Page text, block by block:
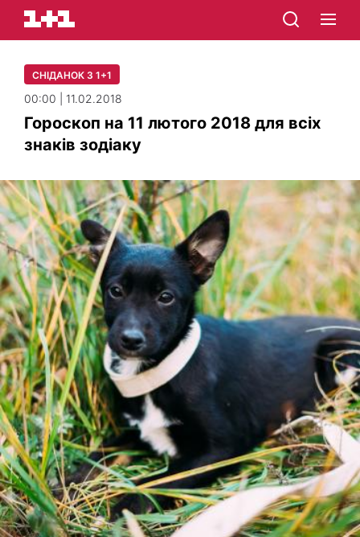
СНІДАНОК З 1+1
00:00 | 11.02.2018
Гороскоп на 11 лютого 2018 для всіх
знаків зодіаку